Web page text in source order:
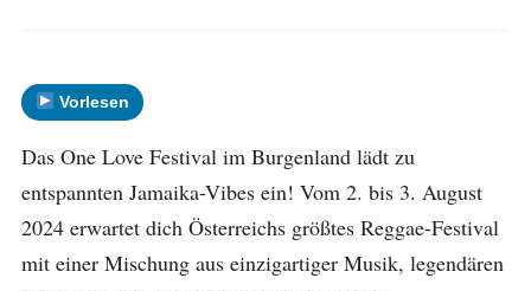
Vorlesen
Das One Love Festival im Burgenland lädt zu
entspannten Jamaika-Vibes ein! Vom 2. bis 3. August
2024 erwartet dich Österreichs größtes Reggae-Festival
mit einer Mischung aus einzigartiger Musik, legendären